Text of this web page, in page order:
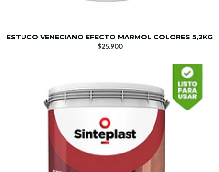
ESTUCO VENECIANO EFECTO MARMOL COLORES 5,2KG
$25.900